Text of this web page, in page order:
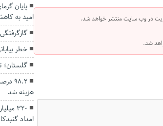
در وب سایت منتشر خواهد شد.
شد.
پایان
امید به
خطر
گلستان؛
هزینه شد
۳۲۰
امداد